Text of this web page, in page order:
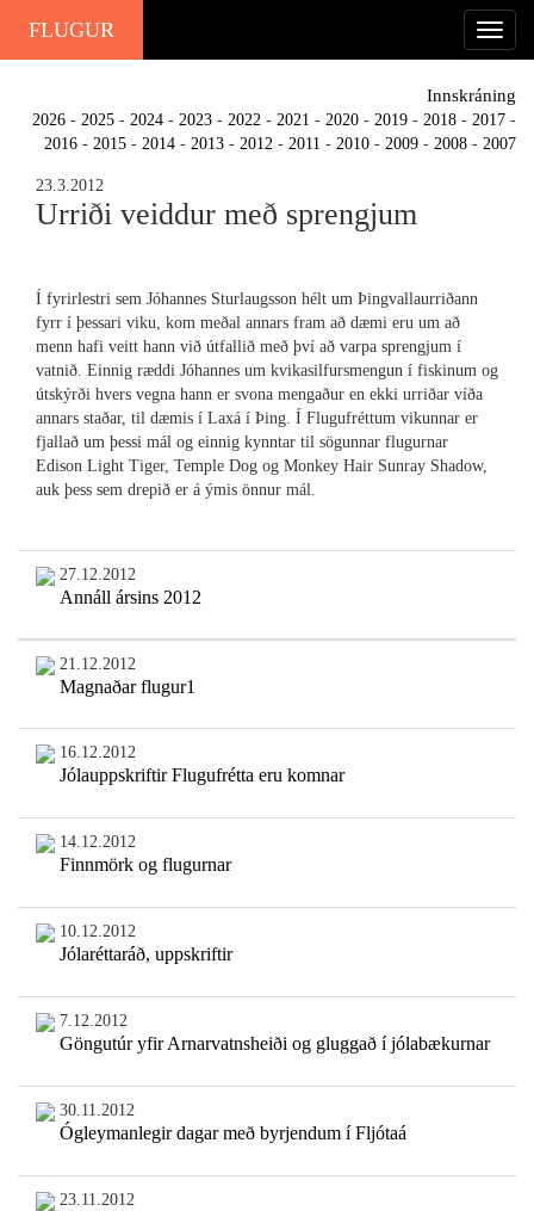
FLUGUR
Innskráning
2026 - 2025 - 2024 - 2023 - 2022 - 2021 - 2020 - 2019 - 2018 - 2017 -
2016 - 2015 - 2014 - 2013 - 2012 - 2011 - 2010 - 2009 - 2008 - 2007
23.3.2012
Urriði veiddur með sprengjum
Í fyrirlestri sem Jóhannes Sturlaugsson hélt um Þingvallaurriðann
fyrr í þessari viku, kom meðal annars fram að dæmi eru um að
menn hafi veitt hann við útfallið með því að varpa sprengjum í
vatnið. Einnig ræddi Jóhannes um kvikasilfursmengun í fiskinum og
útskýrði hvers vegna hann er svona mengaður en ekki urriðar víða
annars staðar, til dæmis í Laxá í Þing. Í Flugufréttum vikunnar er
fjallað um þessi mál og einnig kynntar til sögunnar flugurnar
Edison Light Tiger, Temple Dog og Monkey Hair Sunray Shadow,
auk þess sem drepið er á ýmis önnur mál.
27.12.2012
Annáll ársins 2012
21.12.2012
Magnaðar flugur1
16.12.2012
Jólauppskriftir Flugufrétta eru komnar
14.12.2012
Finnmörk og flugurnar
10.12.2012
Jólaréttaráð, uppskriftir
7.12.2012
Göngutúr yfir Arnarvatnsheiði og gluggað í jólabækurnar
30.11.2012
Ógleymanlegir dagar með byrjendum í Fljótaá
23.11.2012